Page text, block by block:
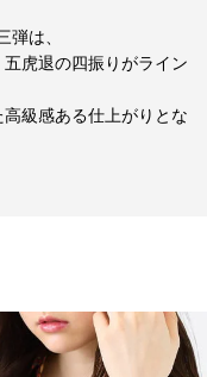
弾は、
虎退の四振りがライン
高級感ある仕上がりとな